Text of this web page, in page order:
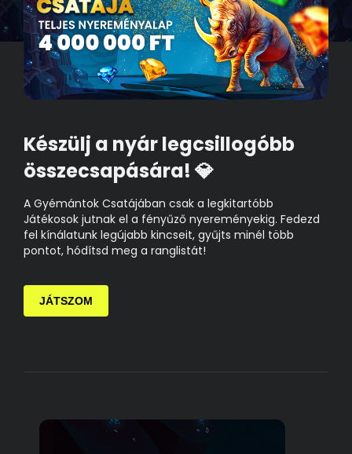
Készülj a nyár legcsillogóbb
összecsapására! 💎
A Gyémántok Csatájában csak a legkitartóbb
Játékosok jutnak el a fényűző nyereményekig. Fedezd
fel kínálatunk legújabb kincseit, gyűjts minél több
pontot, hódítsd meg a ranglistát!
JÁTSZOM